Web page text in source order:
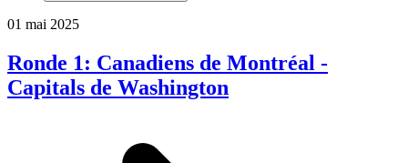
01 mai 2025
Ronde 1: Canadiens de Montréal -
Capitals de Washington